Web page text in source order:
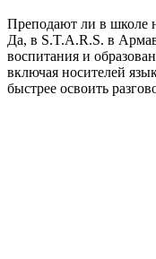
Преподают ли в школе
Да, в S.T.A.R.S. в
воспитания и
включая носителей
быстрее освоить